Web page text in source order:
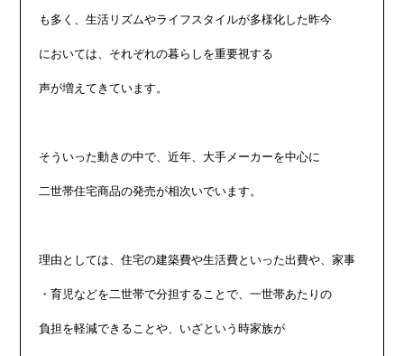
も多く、生活リズムやライフスタイルが多様化した昨今
においては、それぞれの暮らしを重要視する
声が増えてきています。
そういった動きの中で、近年、大手メーカーを中心に
二世帯住宅商品の発売が相次いでいます。
理由としては、住宅の建築費や生活費といった出費や、家事
・育児などを二世帯で分担することで、一世帯あたりの
負担を軽減できることや、いざという時家族が